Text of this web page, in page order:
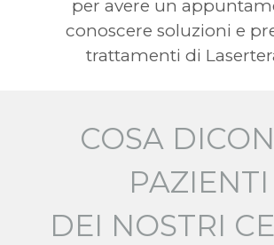
per avere un
conoscere soluzioni e
trattamenti di
COSA
PAZIENTI
DEI NOSTRI